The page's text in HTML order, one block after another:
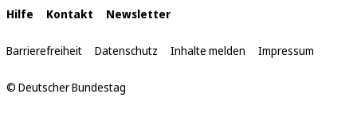
Interne
Links
Hilfe Kontakt Newsletter
Barrierefreiheit Datenschutz Inhalte melden Impressum
© Deutscher Bundestag